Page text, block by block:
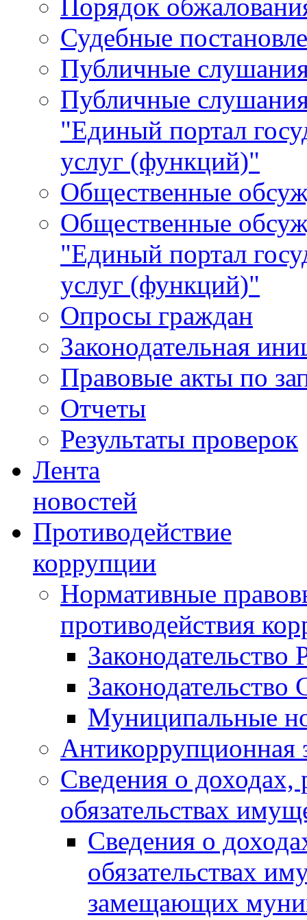
Порядок
Судебные
Публичные
Публичные
"Единый портал
услуг (функций)"
Общественные
Общественные
"Единый портал
услуг (функций)"
Опросы граждан
Законодательная
Правовые акты по
Отчеты
Результаты проверок
Лента
новостей
Противодействие
коррупции
Нормативные
противодействия
Законодательство
Муниципальные
Антикоррупционная
Сведения о доходах,
обязательствах
Сведения о
обязательствах
замещающих